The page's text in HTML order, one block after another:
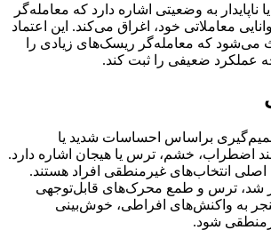
ناپایدار به وضعیتی اشاره دارد که معامله‌گر
معاملاتی خود، اغراق می‌کند. این اعتماد
می‌شود که معامله‌گر ریسک‌های زیادی را
عملکرد ضعیفی را ثبت کند.
براساس احساسات شدید یا
اضطراب، خشم، ترس یا هیجان اشاره دارد.
انتخاب‌های غیرمنطقی افراد هستند.
شد، ترس و طمع محرک‌های قابل‌توجهی
به واکنش‌های افراطی، خوش‌بینی
شود.